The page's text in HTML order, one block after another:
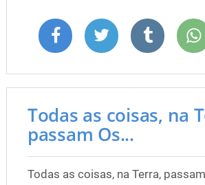
Todas as coisas, na
passam Os...
Todas as coisas, na Terra,